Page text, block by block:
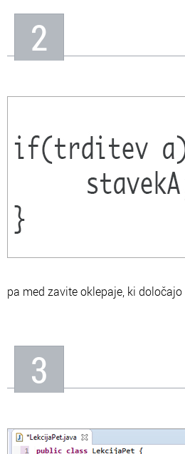
2
pa med zavite oklepaje, ki
3